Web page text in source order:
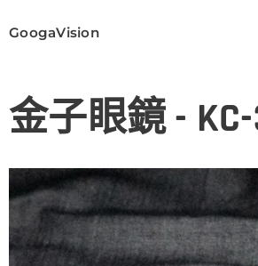
GoogaVision
金子眼鏡 -